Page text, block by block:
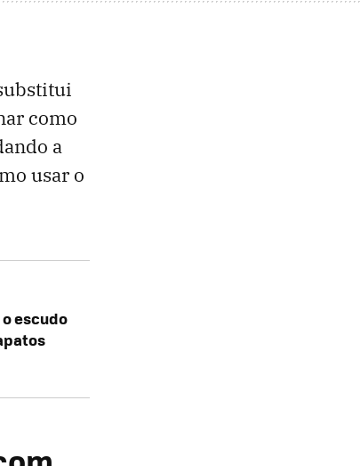
como
a
usar o
escudo